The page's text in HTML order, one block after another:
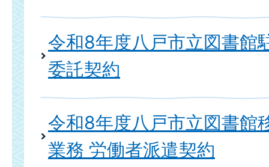
令和8年度八戸市立図書館
委託契約
令和8年度八戸市立図書館
業務 労働者派遣契約